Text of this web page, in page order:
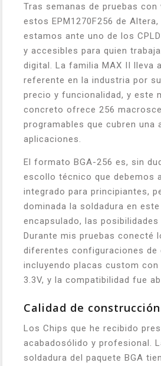
Tras semanas de pruebas
estos EPM1270F256 de
estamos ante uno de los
y accesibles para quien
digital. La familia MAX II lleva
referente en la industria por
precio y funcionalidad, y este
concreto ofrece 256
programables que cubren una
aplicaciones.
El formato BGA-256 es, sin
escollo técnico que debemos
integrado para principiantes,
dominada la soldadura en
encapsulado, las posibilidades
Durante mis pruebas conecté
diferentes configuraciones de
incluyendo placas custom con
3.3V, y la compatibilidad fue
Calidad de
Los Chips que he recibido
acabadosólido y profesional.
soldadura del paquete BGA